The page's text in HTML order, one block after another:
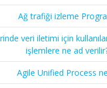
Ağ trafiği izleme
veri iletimi için
işlemlere ne ad
Agile Unified Process